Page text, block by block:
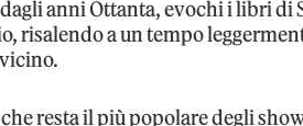
anni Ottanta, evochi i libri di
risalendo a un tempo
che resta il più popolare degli